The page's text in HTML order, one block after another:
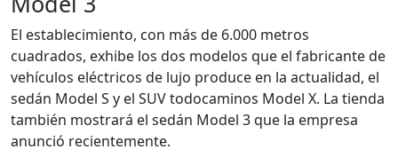
El establecimiento, con más de 6.000 metros
cuadrados, exhibe los dos modelos que el fabricante de
vehículos eléctricos de lujo produce en la actualidad, el
sedán Model S y el SUV todocaminos Model X. La tienda
también mostrará el sedán Model 3 que la empresa
anunció recientemente.